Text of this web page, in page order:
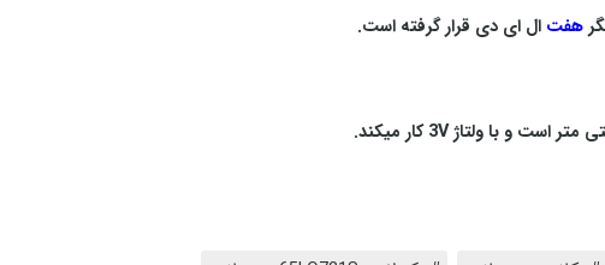
هفت ال ای دی قرار گرفته است.
V کار میکند.